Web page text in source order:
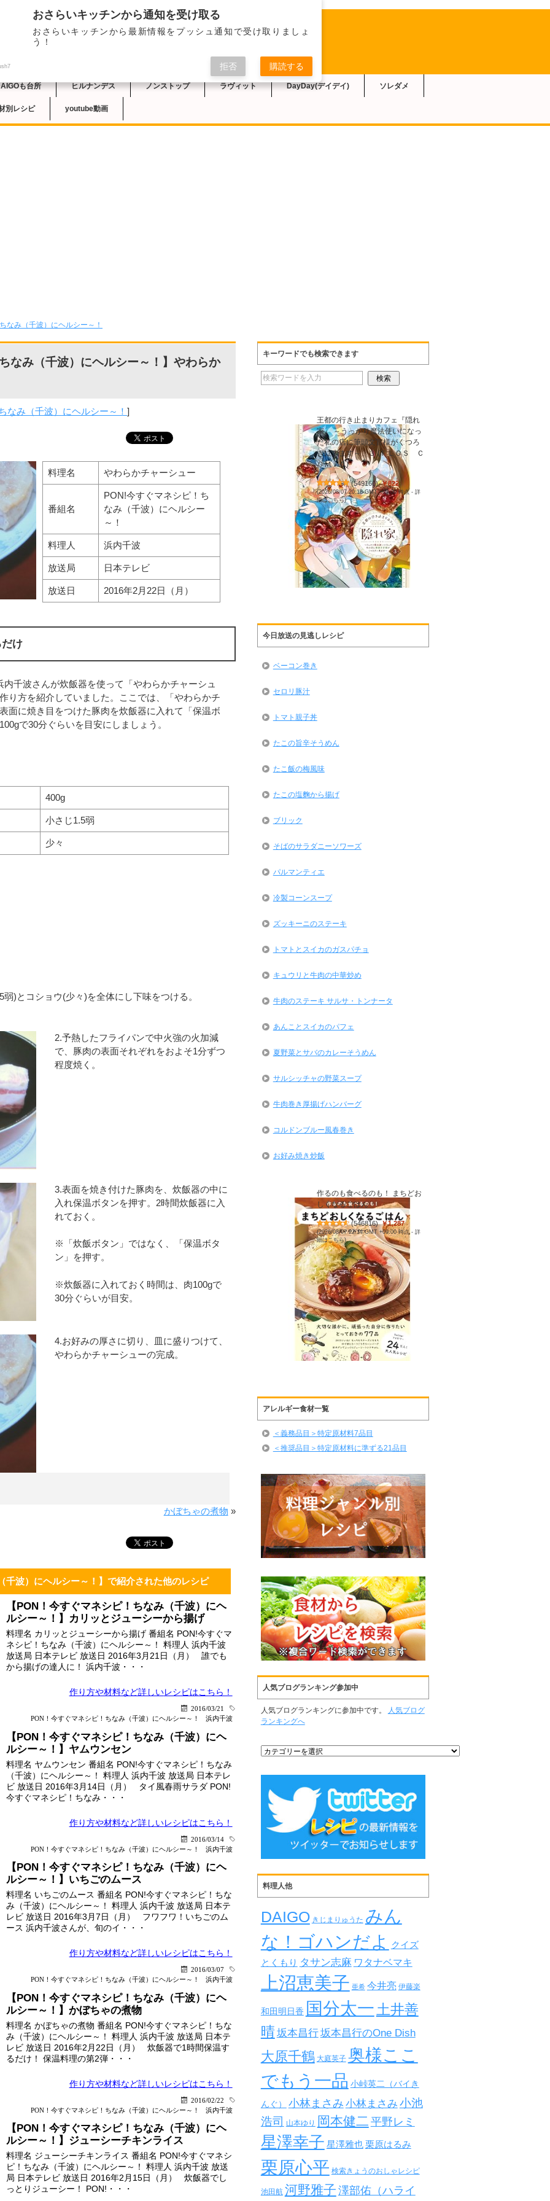
ヘルシー～！のレシピ
も台所 ヒルナンデス ノンストップ ラヴィット DayDay(デイデイ) ソレダメ
別レシピ youtube動画
なみ（千波）にヘルシー～！
なみ（千波）にヘルシー～！】やわらか
なみ（千波）にヘルシー～！ ]
料理名 やわらかチャーシュー
番組名
PON!今すぐマネシピ！ち
なみ（千波）にヘルシー
～！
料理人 浜内千波
放送局 日本テレビ
放送日 2016年2月22日（月）
け
千波さんが炊飯器を使って「やわらかチャーシュ
り方を紹介していました。ここでは、「やわらかチ
面に焼き目をつけた豚肉を炊飯器に入れて「保温ボ
で30分ぐらいを目安にしましょう。
400g
小さじ1.5弱
少々
)とコショウ(少々)を全体にし下味をつける。
2.予熱したフライパンで中火強の火加減
で、豚肉の表面それぞれをおよそ1分ずつ
程度焼く。
3.表面を焼き付けた豚肉を、炊飯器の中に
入れ保温ボタンを押す。2時間炊飯器に入
れておく。
※「炊飯ボタン」ではなく、「保温ボタ
ン」を押す。
※炊飯器に入れておく時間は、肉100gで
30分ぐらいが目安。
4.お好みの厚さに切り、皿に盛りつけて、
やわらかチャーシューの完成。
かぼちゃの煮物 »
千波）にヘルシー～！】で紹介された他のレシピ
【PON！今すぐマネシピ！ちなみ（千波）にヘ
ルシー～！】カリッとジューシーから揚げ
料理名 カリッとジューシーから揚げ 番組名 PON!今すぐマ
ネシピ！ちなみ（千波）にヘルシー～！ 料理人 浜内千波
放送局 日本テレビ 放送日 2016年3月21日（月） 誰でも
から揚げの達人に！ 浜内千波・・・
作り方や材料など詳しいレシピはこちら！
2016/03/21
PON！今すぐマネシピ！ちなみ（千波）にヘルシー～！
浜内千波
【PON！今すぐマネシピ！ちなみ（千波）にヘ
ルシー～！】ヤムウンセン
料理名 ヤムウンセン 番組名 PON!今すぐマネシピ！ちなみ
（千波）にヘルシー～！ 料理人 浜内千波 放送局 日本テレ
ビ 放送日 2016年3月14日（月） タイ風春雨サラダ PON!
今すぐマネシピ！ちなみ・・・
作り方や材料など詳しいレシピはこちら！
2016/03/14
PON！今すぐマネシピ！ちなみ（千波）にヘルシー～！
浜内千波
【PON！今すぐマネシピ！ちなみ（千波）にヘ
ルシー～！】いちごのムース
料理名 いちごのムース 番組名 PON!今すぐマネシピ！ちな
み（千波）にヘルシー～！ 料理人 浜内千波 放送局 日本テ
レビ 放送日 2016年3月7日（月） フワフワ！いちごのム
ース 浜内千波さんが、旬のイ・・・
作り方や材料など詳しいレシピはこちら！
2016/03/07
PON！今すぐマネシピ！ちなみ（千波）にヘルシー～！
浜内千波
【PON！今すぐマネシピ！ちなみ（千波）にヘ
ルシー～！】かぼちゃの煮物
料理名 かぼちゃの煮物 番組名 PON!今すぐマネシピ！ちな
み（千波）にヘルシー～！ 料理人 浜内千波 放送局 日本テ
レビ 放送日 2016年2月22日（月） 炊飯器で1時間保温す
るだけ！ 保温料理の第2弾・・・
作り方や材料など詳しいレシピはこちら！
2016/02/22
PON！今すぐマネシピ！ちなみ（千波）にヘルシー～！
浜内千波
【PON！今すぐマネシピ！ちなみ（千波）にヘ
ルシー～！】ジューシーチキンライス
料理名 ジューシーチキンライス 番組名 PON!今すぐマネシ
ピ！ちなみ（千波）にヘルシー～！ 料理人 浜内千波 放送
局 日本テレビ 放送日 2016年2月15日（月） 炊飯器でし
っとりジューシー！ PON!・・・
キーワードでも検索できます
王都の行き止まりカフェ『隠れ
家』 ～うっかり魔法使いになっ
た私の店に筆頭文官様がくつろ
ぎに来ます～ ３ (ＦＬＯＳ Ｃ
ＯＭＩＣ)
(549160) ￥822
(2026/08/07 20:18 GMT +09:00 時点 -詳
細はこちら)
今日放送の見逃しレシピ
ベーコン巻き
セロリ豚汁
トマト親子丼
たこの旨辛そうめん
たこ飯の梅風味
たこの塩麴から揚げ
ブリック
そばのサラダニーソワーズ
パルマンティエ
冷製コーンスープ
ズッキーニのステーキ
トマトとスイカのガスパチョ
キュウリと牛肉の中華炒め
牛肉のステーキ サルサ・トンナータ
あんことスイカのパフェ
夏野菜とサバのカレーそうめん
サルシッチャの野菜スープ
牛肉巻き厚揚げハンバーグ
コルドンブルー風春巻き
お好み焼き炒飯
作るのも食べるのも！ まちどお
しくなるごはん
(546816) ￥1,287
(2026/08/07 22:14 GMT +09:00 時点 -詳
細はこちら)
アレルギー食材一覧
＜義務品目＞特定原材料7品目
＜推奨品目＞特定原材料に準ずる21品目
人気ブログランキング参加中
人気ブログランキングに参加中です。
人気ブログ
ランキングへ
料理人他
DAIGO きじまりゅうた みん
な！ゴハンだよ
クイズ
とくもり タサン志麻 ワタナベマキ
上沼恵美子 亜希 今井亮 伊藤楽
和田明日香 国分太一土井善
晴坂本昌行坂本昌行のOne Dish
大原千鶴 大庭英子 奥様ここ
でもう一品 小峠英二（バイき
んぐ） 小林まさみ 小林まさみ 小池
浩司 山本ゆり 岡本健二 平野レミ
星澤幸子 星澤雅也 栗原はるみ
栗原心平 検索きょうのおしゃレシピ
池田航 河野雅子 澤部佑（ハライ
おさらいキッチンから通知を受け取る
おさらいキッチンから最新情報をプッシュ通知で受け取りましょ
う！
拒否 購読する